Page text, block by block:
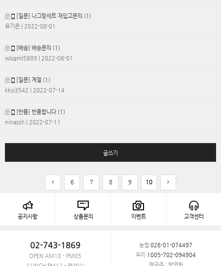
[질문] 나그랑세트 재입고문의 (1)
유기은
| 2022-08-01
[배송] 배송문의 (1)
wlsgml5889
| 2022-08-01
[질문] 계절 (1)
kkyj3542
| 2022-07-14
[반품] 반품합니다 (1)
ninassh
| 2022-07-11
글쓰기
6 7 8 9 10
공지사항 상품문의 이벤트 고객센터
02-743-1869
OPEN AM10 - PM05
농협 026-01-074497
우리 1005-702-094904